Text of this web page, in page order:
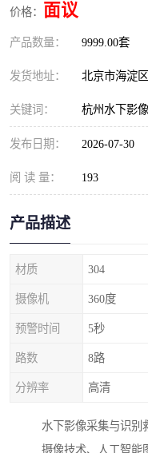
价格： 面议
产品数量： 9999.00套
发货地址： 北京市海淀区
关键词： 杭州水下影
发布日期： 2026-07-30
阅 读 量： 193
产品描述
材质 304
摄像机 360度
预警时间 5秒
路数 8路
分辨率 高清
水下影像采集与识别
摄像技术、人工智能